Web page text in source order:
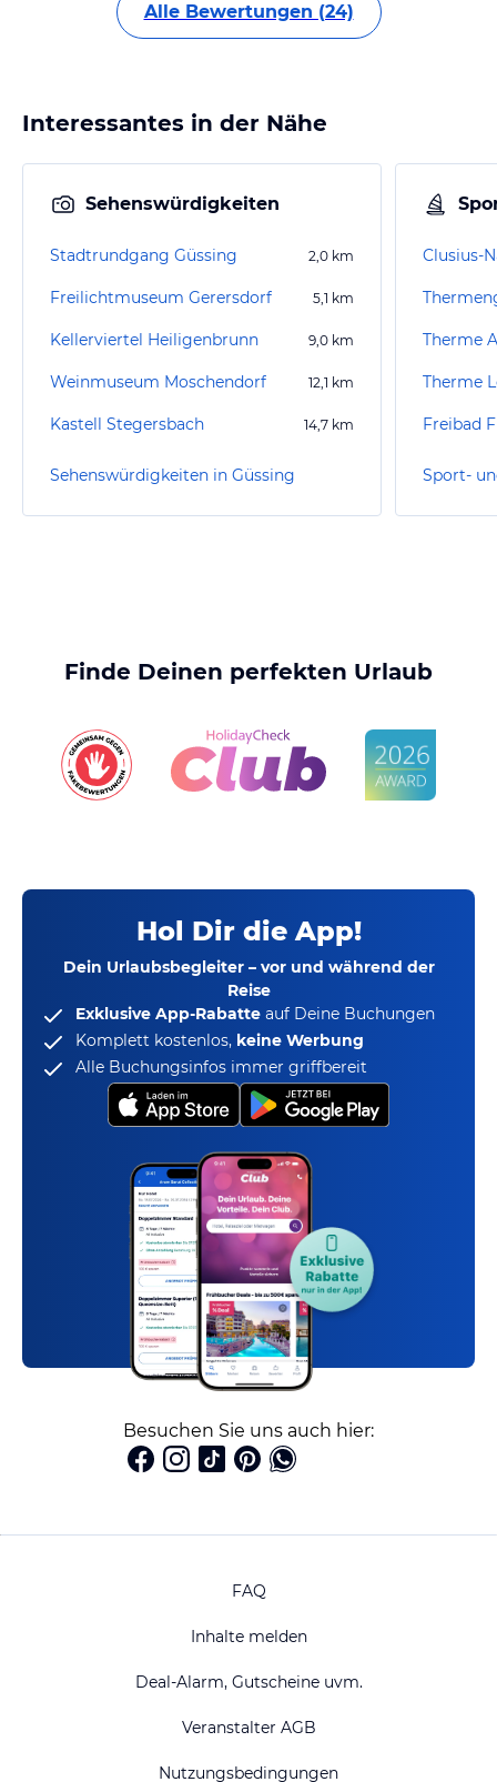
Alle Bewertungen (24)
Interessantes in der Nähe
Sehenswürdigkeiten
Stadtrundgang Güssing 2,0 km
Freilichtmuseum Gerersdorf 5,1 km
Kellerviertel Heiligenbrunn 9,0 km
Weinmuseum Moschendorf 12,1 km
Kastell Stegersbach 14,7 km
Sehenswürdigkeiten in Güssing
Clusius-
Therme
Therme
Freibad
Finde Deinen perfekten Urlaub
Hol Dir die App!
Dein Urlaubsbegleiter – vor und während der
Reise
Exklusive App-Rabatte auf Deine Buchungen
Komplett kostenlos, keine Werbung
Alle Buchungsinfos immer griffbereit
Besuchen Sie uns auch hier:
FAQ
Inhalte melden
Deal-Alarm, Gutscheine uvm.
Veranstalter AGB
Nutzungsbedingungen